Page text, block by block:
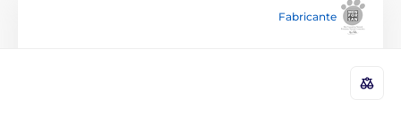
Fabricante